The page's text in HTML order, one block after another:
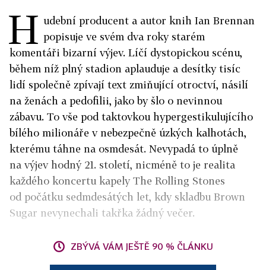
H udební producent a autor knih Ian Brennan
popisuje ve svém dva roky starém
komentáři bizarní výjev. Líčí dystopickou scénu,
během níž plný stadion aplauduje a desítky tisíc
lidí společně zpívají text zmiňující otroctví, násilí
na ženách a pedofilii, jako by šlo o nevinnou
zábavu. To vše pod taktovkou hypergestikulujícího
bílého milionáře v nebezpečně úzkých kalhotách,
kterému táhne na osmdesát. Nevypadá to úplně
na výjev hodný 21. století, nicméně to je realita
každého koncertu kapely The Rolling Stones
od počátku sedmdesátých let, kdy skladbu Brown
Sugar nevynechali takřka žádný večer.
ZBÝVÁ VÁM JEŠTĚ 90 % ČLÁNKU